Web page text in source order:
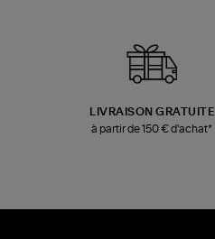
LIVRAISON GRATUITE
à partir de 150 € d'achat*